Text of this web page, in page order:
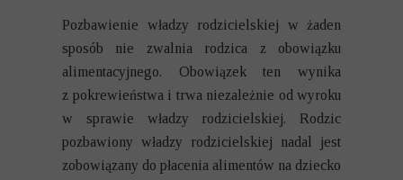
Pozbawienie władzy rodzicielskiej w żaden
sposób nie zwalnia rodzica z obowiązku
alimentacyjnego. Obowiązek ten wynika
z pokrewieństwa i trwa niezależnie od wyroku
w sprawie władzy rodzicielskiej. Rodzic
pozbawiony władzy rodzicielskiej nadal jest
zobowiązany do płacenia alimentów na dziecko